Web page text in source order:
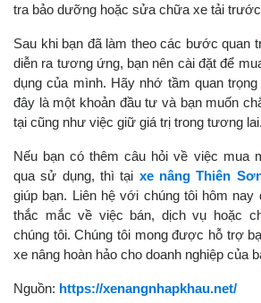
tra bảo dưỡng hoặc sửa chữa xe tải
Sau khi bạn đã làm theo các bước quan
diễn ra tương ứng, bạn nên cài đặt để
dụng của mình. Hãy nhớ tầm quan
đây là một khoản đầu tư và bạn muốn
tại cũng như việc giữ giá trị trong tương lai.
Nếu bạn có thêm câu hỏi về việc mua
qua sử dụng, thì tại xe nâng Thiên
giúp bạn. Liên hệ với chúng tôi hôm
thắc mắc về việc bán, dịch vụ hoặc
chúng tôi. Chúng tôi mong được hỗ trợ
xe nâng hoàn hảo cho doanh nghiệp của
Nguồn: https://xenangnhapkhau.net/